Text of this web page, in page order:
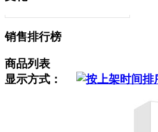
销售排行榜
商品列表
显示方式：